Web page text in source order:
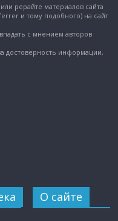
рерайте материалов сайта
и тому подобного) на сайт
с мнением авторов
достоверность информации,
О сайте